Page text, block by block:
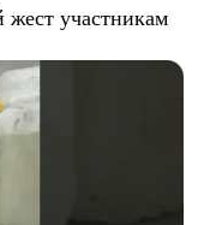
жест участникам